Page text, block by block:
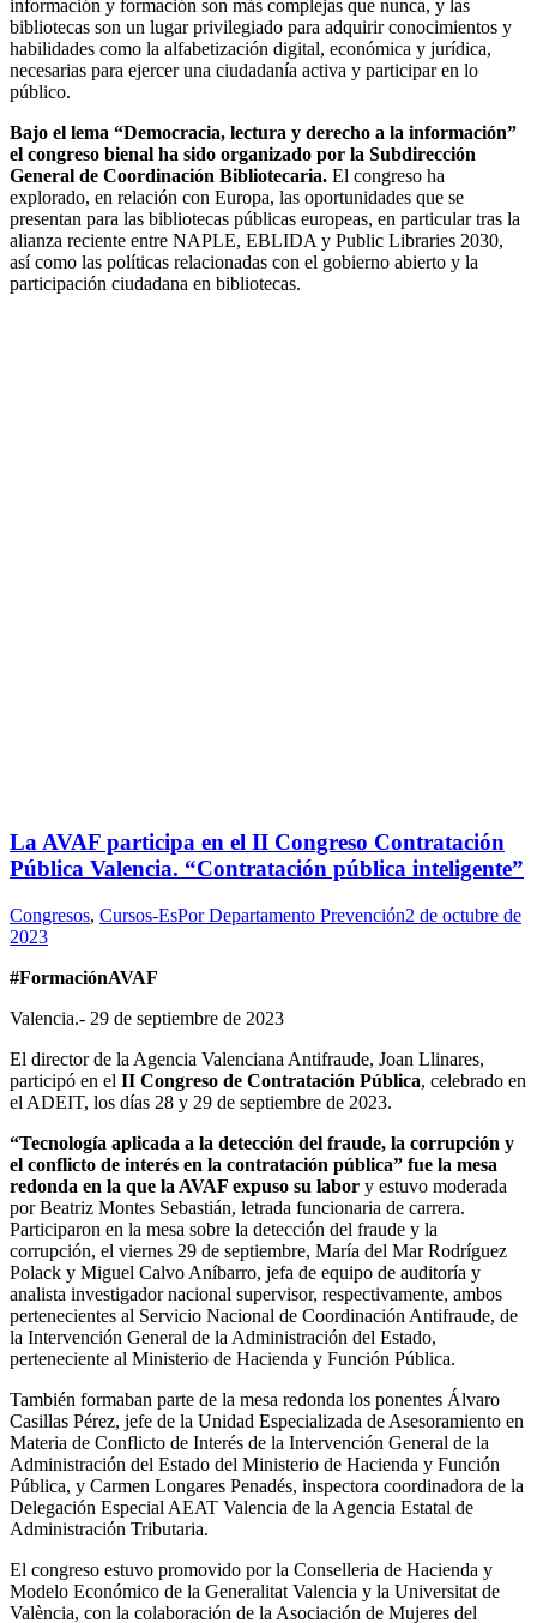
información y formación son más complejas que nunca, y las
bibliotecas son un lugar privilegiado para adquirir conocimientos y
habilidades como la alfabetización digital, económica y jurídica,
necesarias para ejercer una ciudadanía activa y participar en lo
público.
Bajo el lema “Democracia, lectura y derecho a la información”
el congreso bienal ha sido organizado por la Subdirección
General de Coordinación Bibliotecaria. El congreso ha
explorado, en relación con Europa, las oportunidades que se
presentan para las bibliotecas públicas europeas, en particular tras la
alianza reciente entre NAPLE, EBLIDA y Public Libraries 2030,
así como las políticas relacionadas con el gobierno abierto y la
participación ciudadana en bibliotecas.
La AVAF participa en el II Congreso Contratación
Pública Valencia. “Contratación pública inteligente”
Congresos, Cursos-EsPorDepartamento Prevención2 de octubre de
2023
#FormaciónAVAF
Valencia.- 29 de septiembre de 2023
El director de la Agencia Valenciana Antifraude, Joan Llinares,
participó en el II Congreso de Contratación Pública, celebrado en
el ADEIT, los días 28 y 29 de septiembre de 2023.
“Tecnología aplicada a la detección del fraude, la corrupción y
el conflicto de interés en la contratación pública” fue la mesa
redonda en la que la AVAF expuso su labor y estuvo moderada
por Beatriz Montes Sebastián, letrada funcionaria de carrera.
Participaron en la mesa sobre la detección del fraude y la
corrupción, el viernes 29 de septiembre, María del Mar Rodríguez
Polack y Miguel Calvo Aníbarro, jefa de equipo de auditoría y
analista investigador nacional supervisor, respectivamente, ambos
pertenecientes al Servicio Nacional de Coordinación Antifraude, de
la Intervención General de la Administración del Estado,
perteneciente al Ministerio de Hacienda y Función Pública.
También formaban parte de la mesa redonda los ponentes Álvaro
Casillas Pérez, jefe de la Unidad Especializada de Asesoramiento en
Materia de Conflicto de Interés de la Intervención General de la
Administración del Estado del Ministerio de Hacienda y Función
Pública, y Carmen Longares Penadés, inspectora coordinadora de la
Delegación Especial AEAT Valencia de la Agencia Estatal de
Administración Tributaria.
El congreso estuvo promovido por la Conselleria de Hacienda y
Modelo Económico de la Generalitat Valencia y la Universitat de
València, con la colaboración de la Asociación de Mujeres del